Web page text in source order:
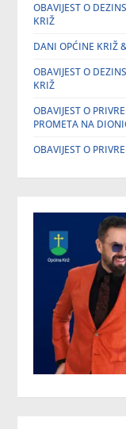
OBAVIJEST O
KRIŽ
DANI OPĆINE KRIŽ
OBAVIJEST O
KRIŽ
OBAVIJEST O
PROMETA NA
OBAVIJEST O